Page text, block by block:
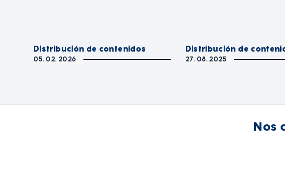
Distribución de contenidos
05. 02. 2026
Distribución de
27. 08. 2025
Nos